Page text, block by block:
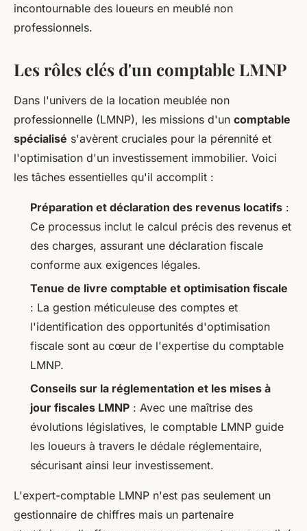
incontournable des loueurs en meublé non
professionnels.
Les rôles clés d'un comptable LMNP
Dans l'univers de la location meublée non
professionnelle (LMNP), les missions d'un comptable
spécialisé s'avèrent cruciales pour la pérennité et
l'optimisation d'un investissement immobilier. Voici
les tâches essentielles qu'il accomplit :
Préparation et déclaration des revenus locatifs :
Ce processus inclut le calcul précis des revenus et
des charges, assurant une déclaration fiscale
conforme aux exigences légales.
Tenue de livre comptable et optimisation fiscale
: La gestion méticuleuse des comptes et
l'identification des opportunités d'optimisation
fiscale sont au cœur de l'expertise du comptable
LMNP.
Conseils sur la réglementation et les mises à
jour fiscales LMNP : Avec une maîtrise des
évolutions législatives, le comptable LMNP guide
les loueurs à travers le dédale réglementaire,
sécurisant ainsi leur investissement.
L'expert-comptable LMNP n'est pas seulement un
gestionnaire de chiffres mais un partenaire